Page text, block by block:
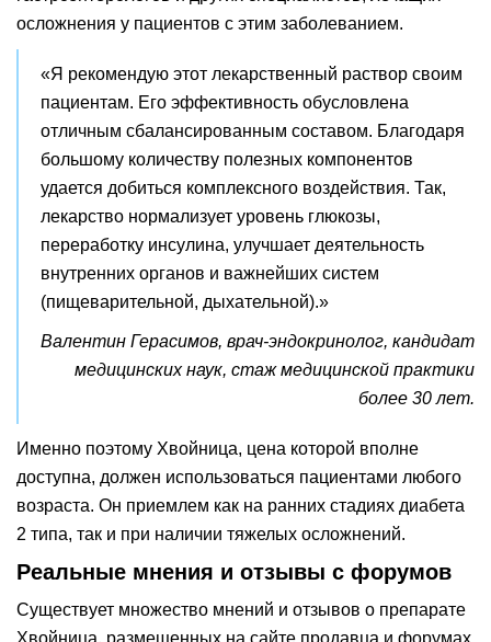
осложнения у пациентов с этим заболеванием.
«Я рекомендую этот лекарственный раствор своим
пациентам. Его эффективность обусловлена
отличным сбалансированным составом. Благодаря
большому количеству полезных компонентов
удается добиться комплексного воздействия. Так,
лекарство нормализует уровень глюкозы,
переработку инсулина, улучшает деятельность
внутренних органов и важнейших систем
(пищеварительной, дыхательной).»
Валентин Герасимов, врач-эндокринолог, кандидат
медицинских наук, стаж медицинской практики
более 30 лет.
Именно поэтому Хвойница, цена которой вполне
доступна, должен использоваться пациентами любого
возраста. Он приемлем как на ранних стадиях диабета
2 типа, так и при наличии тяжелых осложнений.
Реальные мнения и отзывы с форумов
Существует множество мнений и отзывов о препарате
Хвойница, размещенных на сайте продавца и форумах